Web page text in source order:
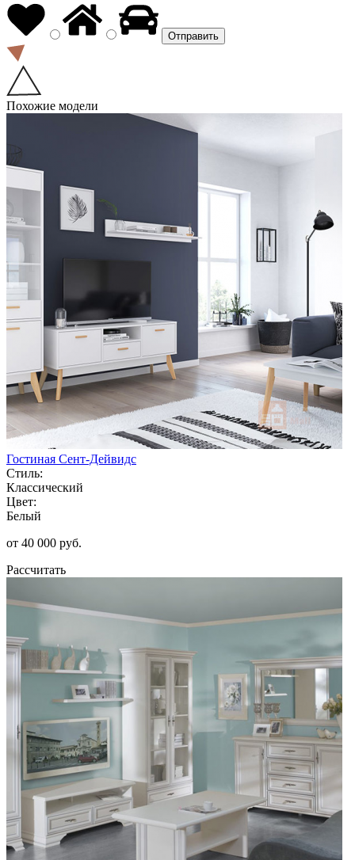
Похожие модели
Гостиная Сент-Дейвидс
Стиль:
Классический
Цвет:
Белый
от 40 000 руб.
Рассчитать